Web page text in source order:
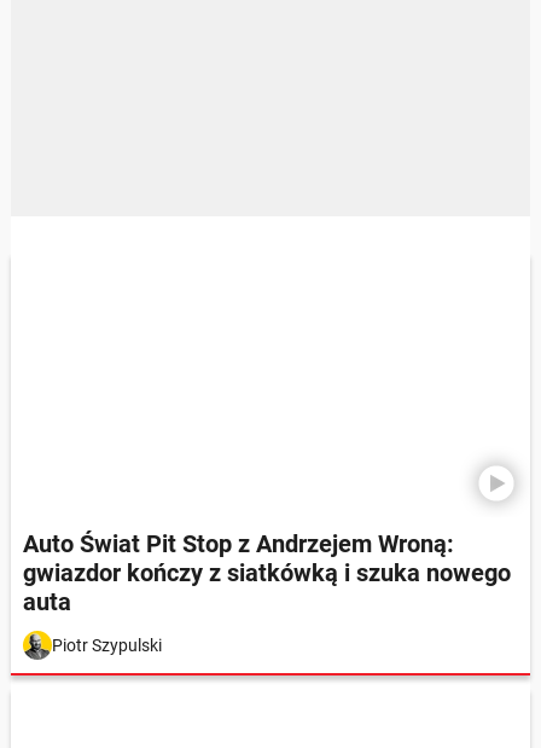
Auto Świat Pit Stop z Andrzejem Wroną:
gwiazdor kończy z siatkówką i szuka nowego
auta
Piotr Szypulski